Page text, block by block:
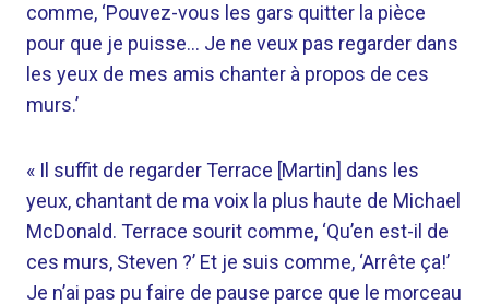
comme, ‘Pouvez-vous les gars quitter la pièce
pour que je puisse… Je ne veux pas regarder dans
les yeux de mes amis chanter à propos de ces
murs.’
« Il suffit de regarder Terrace [Martin] dans les
yeux, chantant de ma voix la plus haute de Michael
McDonald. Terrace sourit comme, ‘Qu’en est-il de
ces murs, Steven ?’ Et je suis comme, ‘Arrête ça!’
Je n’ai pas pu faire de pause parce que le morceau